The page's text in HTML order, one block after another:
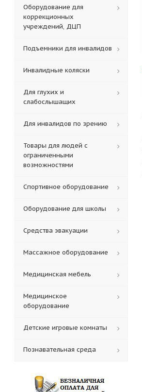
Оборудование для
коррекционных
учреждений, ДЦП
Подъемники для инвалидов
Инвалидные коляски
Для глухих и
слабослышащих
Для инвалидов по зрению
Товары для людей с
ограниченными
возможностями
Спортивное оборудование
Оборудование для школы
Средства эвакуации
Массажное оборудование
Медицинская мебель
Медицинское
оборудование
Детские игровые комнаты
Познавательная среда